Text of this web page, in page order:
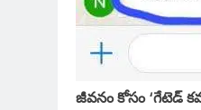
జీవనం కోసం ‘గేటెడ్